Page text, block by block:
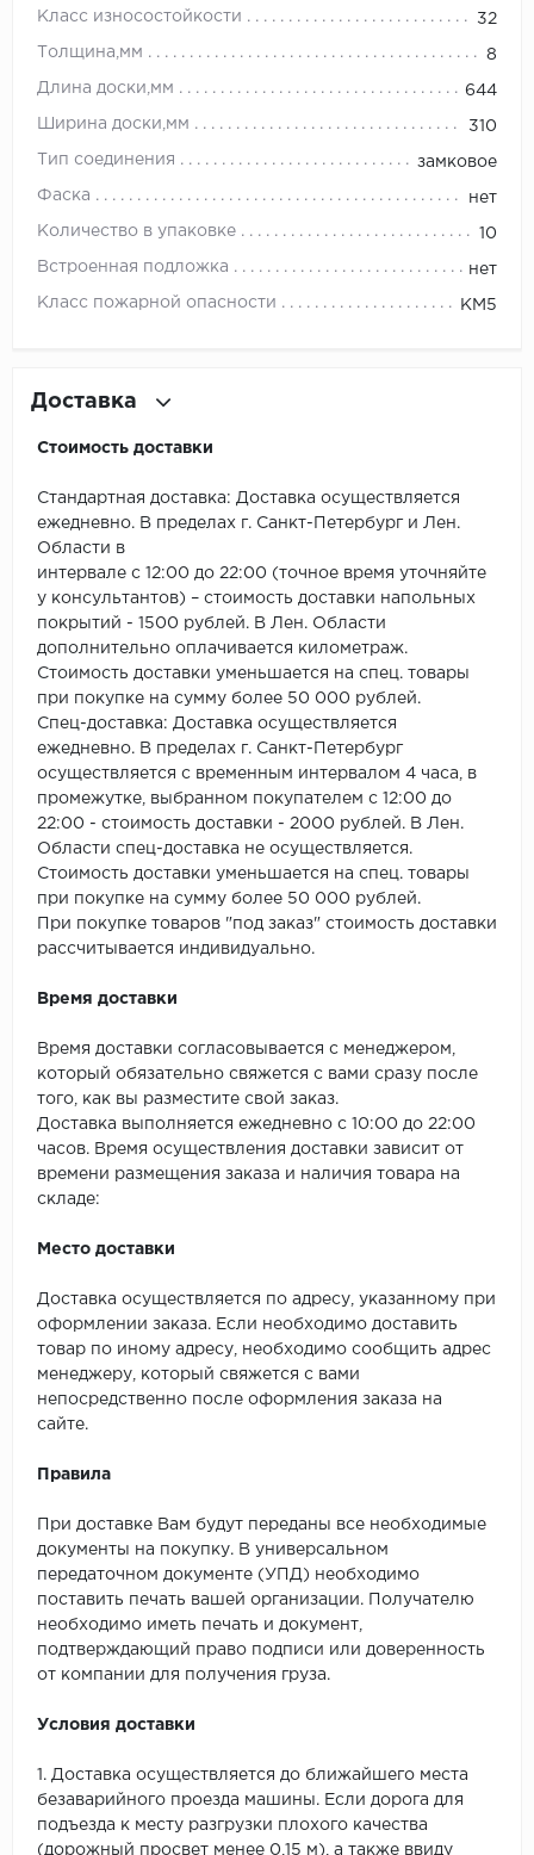
Pergo
Quality Flooring
Smartprofile
SPC DEW
SPC Flooring
SPC Ideal Flooring
SPC Kronostep
SPC Stronghold
TANTO
Tarkett
Vinil click
Класс износостойкости 32
Толщина,мм 8
Длина доски,мм 644
Ширина доски,мм 310
Тип соединения замковое
Фаска нет
Количество в упаковке 10
Встроенная подложка нет
Класс пожарной опасности КМ5
Доставка
Стоимость доставки
Стандартная доставка: Доставка осуществляется
ежедневно. В пределах г. Санкт-Петербург и Лен.
Области в
интервале с 12:00 до 22:00 (точное время уточняйте
у консультантов) – стоимость доставки напольных
покрытий - 1500 рублей. В Лен. Области
дополнительно оплачивается километраж.
Стоимость доставки уменьшается на спец. товары
при покупке на сумму более 50 000 рублей.
Спец-доставка: Доставка осуществляется
ежедневно. В пределах г. Санкт-Петербург
осуществляется с временным интервалом 4 часа, в
промежутке, выбранном покупателем с 12:00 до
22:00 - стоимость доставки - 2000 рублей. В Лен.
Области спец-доставка не осуществляется.
Стоимость доставки уменьшается на спец. товары
при покупке на сумму более 50 000 рублей.
При покупке товаров "под заказ" стоимость доставки
рассчитывается индивидуально.
Время доставки
Время доставки согласовывается с менеджером,
который обязательно свяжется с вами сразу после
того, как вы разместите свой заказ.
Доставка выполняется ежедневно с 10:00 до 22:00
часов. Время осуществления доставки зависит от
времени размещения заказа и наличия товара на
складе:
Место доставки
Доставка осуществляется по адресу, указанному при
оформлении заказа. Если необходимо доставить
товар по иному адресу, необходимо сообщить адрес
менеджеру, который свяжется с вами
непосредственно после оформления заказа на
сайте.
Правила
При доставке Вам будут переданы все необходимые
документы на покупку. В универсальном
передаточном документе (УПД) необходимо
поставить печать вашей организации. Получателю
необходимо иметь печать и документ,
подтверждающий право подписи или доверенность
от компании для получения груза.
Условия доставки
1. Доставка осуществляется до ближайшего места
безаварийного проезда машины. Если дорога для
подъезда к месту разгрузки плохого качества
(дорожный просвет менее 0,15 м), а также ввиду